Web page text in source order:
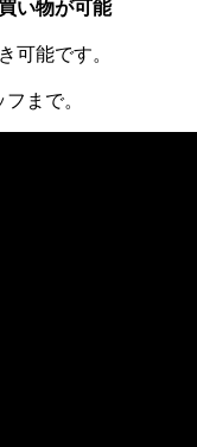
い物が可能
可能です。
まで。